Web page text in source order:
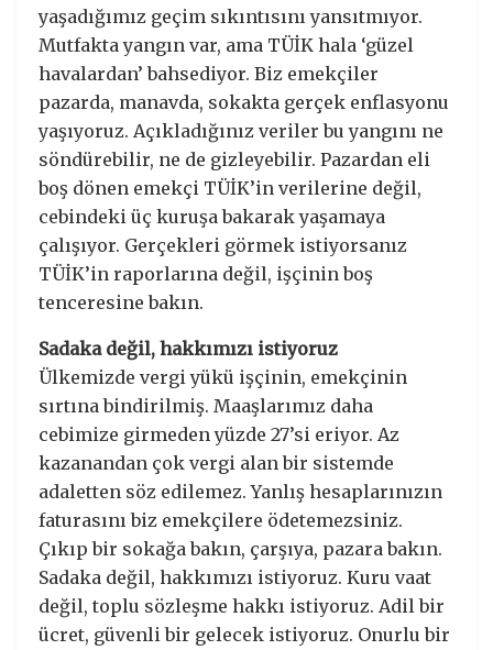
yaşadığımız geçim sıkıntısını yansıtmıyor.
Mutfakta yangın var, ama TÜİK hala ‘güzel
havalardan’ bahsediyor. Biz emekçiler
pazarda, manavda, sokakta gerçek enflasyonu
yaşıyoruz. Açıkladığınız veriler bu yangını ne
söndürebilir, ne de gizleyebilir. Pazardan eli
boş dönen emekçi TÜİK’in verilerine değil,
cebindeki üç kuruşa bakarak yaşamaya
çalışıyor. Gerçekleri görmek istiyorsanız
TÜİK’in raporlarına değil, işçinin boş
tenceresine bakın.
Sadaka değil, hakkımızı istiyoruz
Ülkemizde vergi yükü işçinin, emekçinin
sırtına bindirilmiş. Maaşlarımız daha
cebimize girmeden yüzde 27’si eriyor. Az
kazanandan çok vergi alan bir sistemde
adaletten söz edilemez. Yanlış hesaplarınızın
faturasını biz emekçilere ödetemezsiniz.
Çıkıp bir sokağa bakın, çarşıya, pazara bakın.
Sadaka değil, hakkımızı istiyoruz. Kuru vaat
değil, toplu sözleşme hakkı istiyoruz. Adil bir
ücret, güvenli bir gelecek istiyoruz. Onurlu bir